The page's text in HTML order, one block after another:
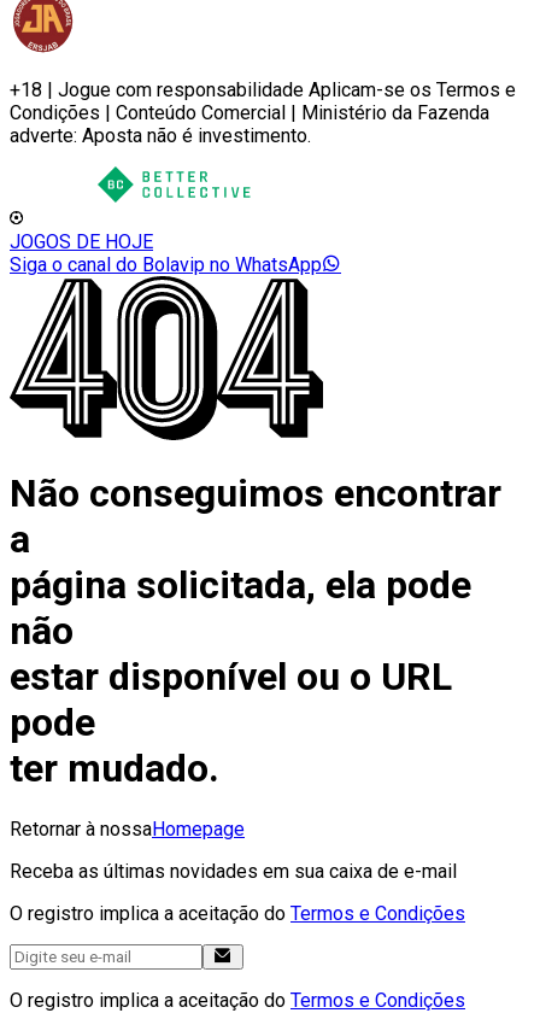
+18 | Jogue com responsabilidade Aplicam-se os Termos e
Condições | Conteúdo Comercial | Ministério da Fazenda
adverte: Aposta não é investimento.
JOGOS DE HOJE
Siga o canal do Bolavip no WhatsApp
Não conseguimos encontrar
a
página solicitada, ela pode
não
estar disponível ou o URL
pode
ter mudado.
Retornar à nossaHomepage
Receba as últimas novidades em sua caixa de e-mail
O registro implica a aceitação do Termos e Condições
O registro implica a aceitação do Termos e Condições